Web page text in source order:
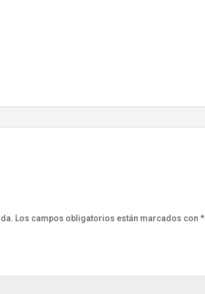
Los campos obligatorios están marcados con*